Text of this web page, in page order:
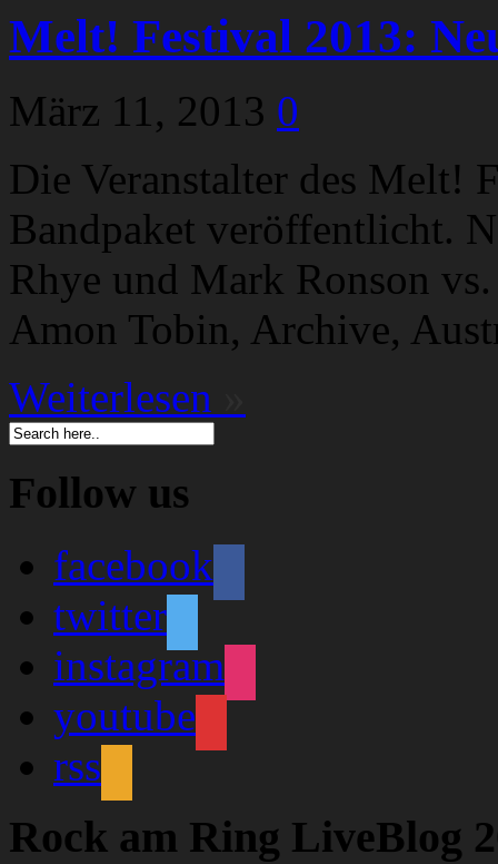
Melt! Festival 2013:
März 11, 2013 0
Die Veranstalter des Melt!
Bandpaket veröffentlicht.
Rhye und Mark Ronson
Amon Tobin, Archive,
Weiterlesen
Follow us
facebook
twitter
instagram
youtube
rss
Rock am Ring LiveBlog